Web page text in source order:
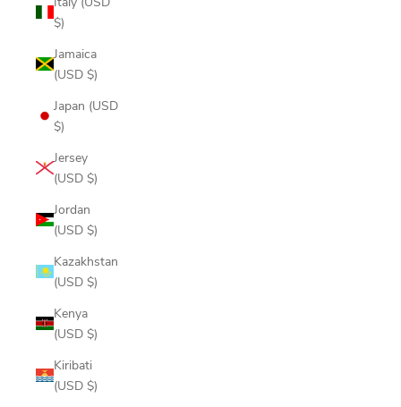
$)
Jamaica
(USD $)
Japan (USD
$)
Jersey
(USD $)
Jordan
(USD $)
Kazakhstan
(USD $)
Kenya
(USD $)
Kiribati
(USD $)